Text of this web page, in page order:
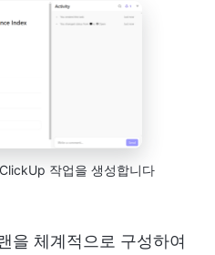
작업을 생성합니다
을 체계적으로 구성하여